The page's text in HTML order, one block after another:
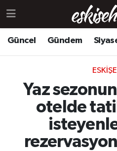
Güncel Gündem
Yaz
otelde